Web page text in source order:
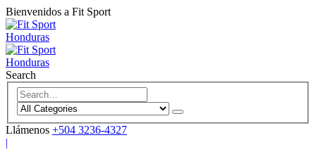
Bienvenidos a Fit Sport
Search
Llámenos +504 3236-4327
|